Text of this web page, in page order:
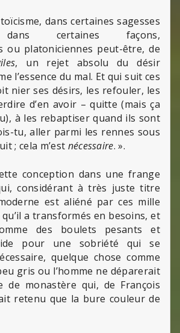
dans certaines sagesses
dans certaines façons,
ou platoniciennes peut-être, de
, un rejet absolu du désir
l’essence du mal. Et qui suit ces
nier ses désirs, les refouler, les
d’en avoir – quitte (mais ça
à les rebaptiser quand ils sont
tu, aller parmi les rennes sous
; cela m’est nécessaire. ».
conception dans une frange
considérant à très juste titre
est aliéné par ces mille
a transformés en besoins, et
des boulets pesants et
pour une sobriété qui se
quelque chose comme
gris ou l’homme ne déparerait
de monastère qui, de François
retenu que la bure couleur de